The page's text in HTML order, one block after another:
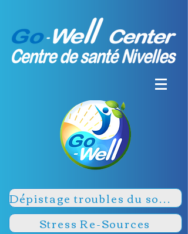
Dépistage troubles du sommeil
Stress Re-Sources